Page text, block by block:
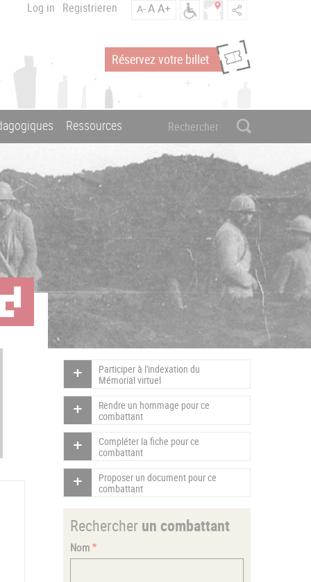
Log in Registrieren A-AA+
Réservez votre billet
Ressources
Participer à l'indexation du
Mémorial virtuel
Rendre un hommage pour ce
combattant
Compléter la fiche pour ce
combattant
Proposer un document pour ce
combattant
Rechercher un combattant
Nom